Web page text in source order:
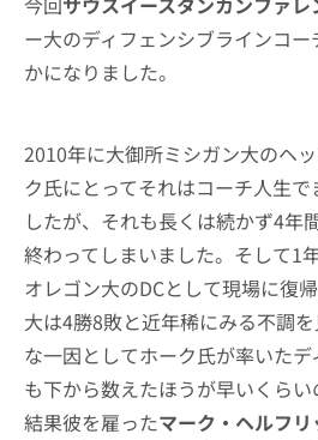
ー大のディフェンシブラインコ
かになりました。
2010年に大御所ミシガン大のヘ
ク氏にとってそれはコーチ人生
したが、それも長くは続かず4年
終わってしまいました。そして1
オレゴン大のDCとして現場に復
大は4勝8敗と近年稀にみる不調
な一因としてホーク氏が率いた
も下から数えたほうが早いくらい
結果彼を雇ったマーク・ヘルフリ